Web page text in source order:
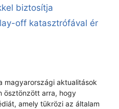
biztosítja
off katasztrófával ér
magyarországi aktualitások
ösztönzött arra, hogy
amely tükrözi az általam